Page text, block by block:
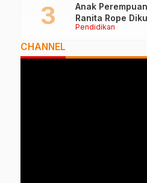
Pendidikan
Anak
Ranita Rope
Guru Besar dan
CHANNEL